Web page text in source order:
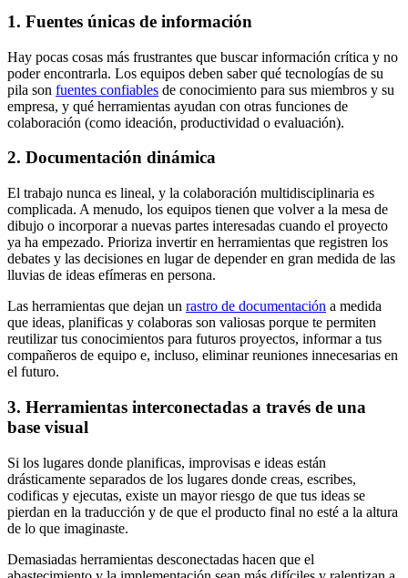
1. Fuentes únicas de información
Hay pocas cosas más frustrantes que buscar información crítica y no
poder encontrarla. Los equipos deben saber qué tecnologías de su
pila son fuentes confiables de conocimiento para sus miembros y su
empresa, y qué herramientas ayudan con otras funciones de
colaboración (como ideación, productividad o evaluación).
2. Documentación dinámica
El trabajo nunca es lineal, y la colaboración multidisciplinaria es
complicada. A menudo, los equipos tienen que volver a la mesa de
dibujo o incorporar a nuevas partes interesadas cuando el proyecto
ya ha empezado. Prioriza invertir en herramientas que registren los
debates y las decisiones en lugar de depender en gran medida de las
lluvias de ideas efímeras en persona.
Las herramientas que dejan un rastro de documentación a medida
que ideas, planificas y colaboras son valiosas porque te permiten
reutilizar tus conocimientos para futuros proyectos, informar a tus
compañeros de equipo e, incluso, eliminar reuniones innecesarias en
el futuro.
3. Herramientas interconectadas a través de una
base visual
Si los lugares donde planificas, improvisas e ideas están
drásticamente separados de los lugares donde creas, escribes,
codificas y ejecutas, existe un mayor riesgo de que tus ideas se
pierdan en la traducción y de que el producto final no esté a la altura
de lo que imaginaste.
Demasiadas herramientas desconectadas hacen que el